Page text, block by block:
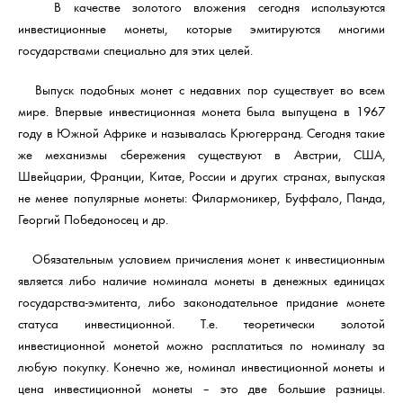
В качестве золотого вложения сегодня используются
инвестиционные монеты, которые эмитируются многими
государствами специально для этих целей.
Выпуск подобных монет с недавних пор существует во всем
мире. Впервые инвестиционная монета была выпущена в 1967
году в Южной Африке и называлась Крюгерранд. Сегодня такие
же механизмы сбережения существуют в Австрии, США,
Швейцарии, Франции, Китае, России и других странах, выпуская
не менее популярные монеты: Филармоникер, Буффало, Панда,
Георгий Победоносец и др.
Обязательным условием причисления монет к инвестиционным
является либо наличие номинала монеты в денежных единицах
государства-эмитента, либо законодательное придание монете
статуса инвестиционной. Т.е. теоретически золотой
инвестиционной монетой можно расплатиться по номиналу за
любую покупку. Конечно же, номинал инвестиционной монеты и
цена инвестиционной монеты – это две большие разницы.